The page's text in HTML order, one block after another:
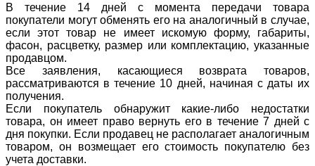
В течение 14 дней с момента передачи товара
покупатели могут обменять его на аналогичный в случае,
если этот товар не имеет искомую форму, габариты,
фасон, расцветку, размер или комплектацию, указанные
продавцом.
Все заявления, касающиеся возврата товаров,
рассматриваются в течение 10 дней, начиная с даты их
получения.
Если покупатель обнаружит какие-либо недостатки
товара, он имеет право вернуть его в течение 7 дней с
дня покупки. Если продавец не располагает аналогичным
товаром, он возмещает его стоимость покупателю без
учета доставки.